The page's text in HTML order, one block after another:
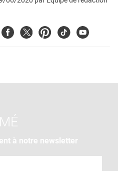
FacebookTwitterPinterest
TiktokYoutube
à notre newsletter